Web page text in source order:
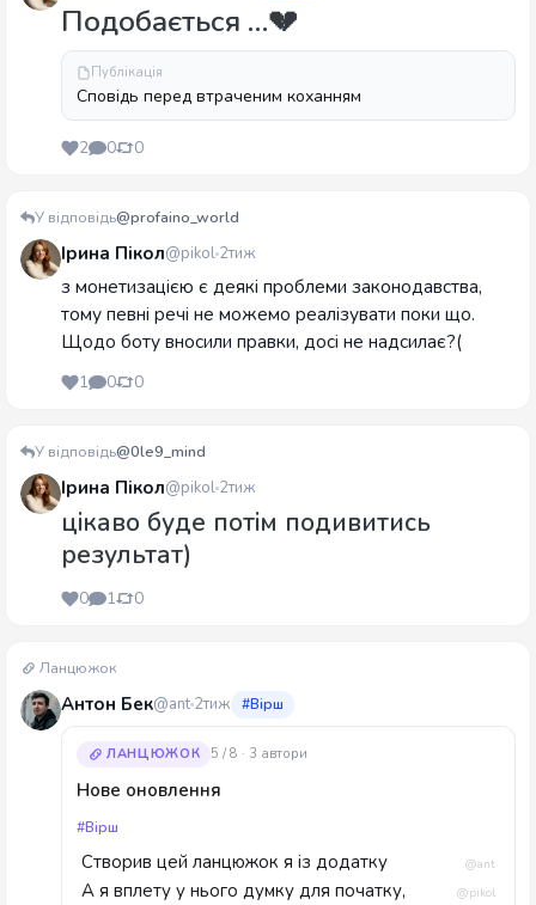
Подобається …💔
Публікація
Сповідь перед втраченим коханням
2 0 0
У відповідь@profaino_world
Ірина Пікол@pikol 2тиж
з монетизацією є деякі проблеми законодавства,
тому певні речі не можемо реалізувати поки що.
Щодо боту вносили правки, досі не надсилає?(
1 0 0
У відповідь@0le9_mind
Ірина Пікол@pikol 2тиж
цікаво буде потім подивитись
результат)
0 1 0
Ланцюжок
Антон Бек@ant 2тиж #Вірш
ЛАНЦЮЖОК 5 / 8 · 3 автори
Нове оновлення
#Вірш
Створив цей ланцюжок я із додатку @ant
А я вплету у нього думку для початку, @pikol